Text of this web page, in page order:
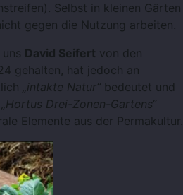
Selbst in kleinen Gärten
gegen die Nutzung arbeiten.
David Seifert von den
gehalten, hat jedoch an
„intakte Natur“ bedeutet und
„Hortus Drei-Zonen-Gartens“
Elemente aus der Permakultur.